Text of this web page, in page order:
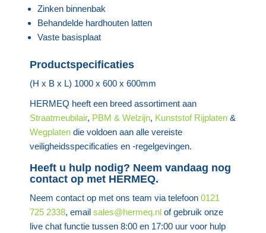
Zinken binnenbak
Behandelde hardhouten latten
Vaste basisplaat
Productspecificaties
(H x B x L) 1000 x 600 x 600mm
HERMEQ heeft een breed assortiment aan
Straatmeubilair, PBM & Welzijn, Kunststof Rijplaten &
Wegplaten die voldoen aan alle vereiste
veiligheidsspecificaties en -regelgevingen.
Heeft u hulp nodig? Neem vandaag nog
contact op met HERMEQ.
Neem contact op met ons team via telefoon0121
725 2338, emailsales@hermeq.nl of gebruik onze
live chat functie tussen 8:00 en 17:00 uur voor hulp